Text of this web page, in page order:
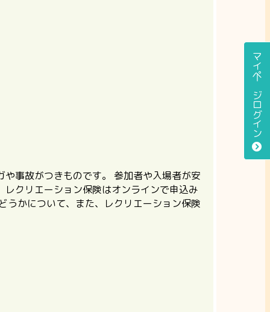
マイページログイン
事故がつきものです。 参加者や入場者が安
クリエーション保険はオンラインで申込み
うかについて、また、レクリエーション保険